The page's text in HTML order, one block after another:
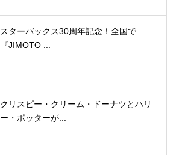
スターバックス30周年記念！全国で
『JIMOTO ...
クリスピー・クリーム・ドーナツとハリ
ー・ポッターが...